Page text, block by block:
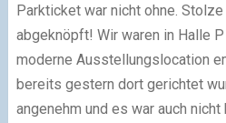
Parkticket war nicht ohne.
abgeknöpft! Wir waren in Halle
moderne Ausstellungslocation
bereits gestern dort gerichtet
angenehm und es war auch